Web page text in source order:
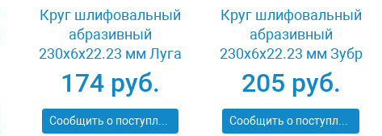
Круг шлифовальный
абразивный
230x6x22.23 мм Луга
3650-230-06
174 руб.
Сообщить о поступлении
Круг шлифовальный
абразивный
230x6x22.23 мм Зубр
36204-230-6.0_z02
205 руб.
Сообщить о поступлении